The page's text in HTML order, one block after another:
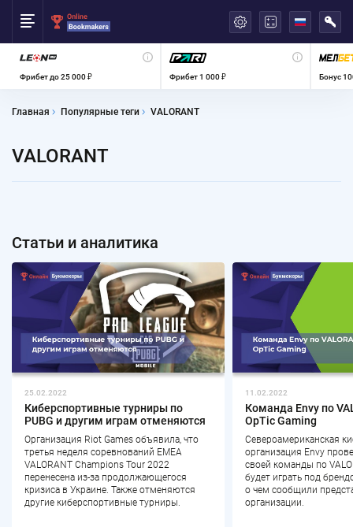
Фрибет до 25 000 ₽ Фрибет 1 000 ₽ Бонус
Главная Популярные теги VALORANT
VALORANT
Статьи и аналитика
25.02.2022
Киберспортивные турниры по
PUBG и другим играм отменяются
Организация Riot Games объявила, что
третья неделя соревнований EMEA
VALORANT Champions Tour 2022
перенесена из-за продолжающегося
кризиса в Украине. Также отменяются
другие киберспортивные турниры.
11.02.2022
Команда Envy по
OpTic Gaming
Североамериканская
организация Envy
своей команды по
будет играть под
о чем сообщили
организации.